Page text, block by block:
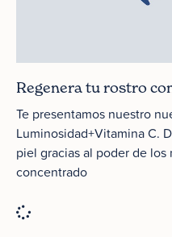
Regenera tu rostro
Te presentamos nuestro
Luminosidad+Vitamina C.
piel gracias al poder de
concentrado